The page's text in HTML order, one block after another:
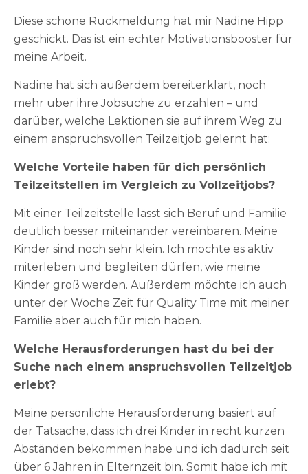
Diese schöne Rückmeldung hat mir Nadine Hipp
geschickt. Das ist ein echter Motivationsbooster für
meine Arbeit.
Nadine hat sich außerdem bereiterklärt, noch
mehr über ihre Jobsuche zu erzählen – und
darüber, welche Lektionen sie auf ihrem Weg zu
einem anspruchsvollen Teilzeitjob gelernt hat:
Welche Vorteile haben für dich persönlich
Teilzeitstellen im Vergleich zu Vollzeitjobs?
Mit einer Teilzeitstelle lässt sich Beruf und Familie
deutlich besser miteinander vereinbaren. Meine
Kinder sind noch sehr klein. Ich möchte es aktiv
miterleben und begleiten dürfen, wie meine
Kinder groß werden. Außerdem möchte ich auch
unter der Woche Zeit für Quality Time mit meiner
Familie aber auch für mich haben.
Welche Herausforderungen hast du bei der
Suche nach einem anspruchsvollen Teilzeitjob
erlebt?
Meine persönliche Herausforderung basiert auf
der Tatsache, dass ich drei Kinder in recht kurzen
Abständen bekommen habe und ich dadurch seit
über 6 Jahren in Elternzeit bin. Somit habe ich mit